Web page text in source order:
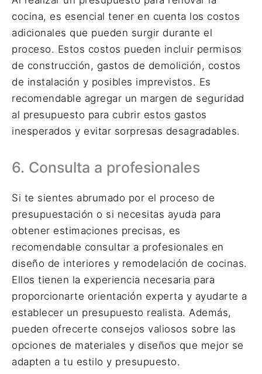
cocina, es esencial tener en cuenta los costos
adicionales que pueden surgir durante el
proceso. Estos costos pueden incluir permisos
de construcción, gastos de demolición, costos
de instalación y posibles imprevistos. Es
recomendable agregar un margen de seguridad
al presupuesto para cubrir estos gastos
inesperados y evitar sorpresas desagradables.
6. Consulta a profesionales
Si te sientes abrumado por el proceso de
presupuestación o si necesitas ayuda para
obtener estimaciones precisas, es
recomendable consultar a profesionales en
diseño de interiores y remodelación de cocinas.
Ellos tienen la experiencia necesaria para
proporcionarte orientación experta y ayudarte a
establecer un presupuesto realista. Además,
pueden ofrecerte consejos valiosos sobre las
opciones de materiales y diseños que mejor se
adapten a tu estilo y presupuesto.